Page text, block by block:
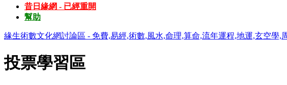
昔日緣網 - 已經重開
幫助
緣生術數文化網討論區 - 免費,易經,術數,風水,命理,算命,流年運程,地運,玄空學
投票學習區